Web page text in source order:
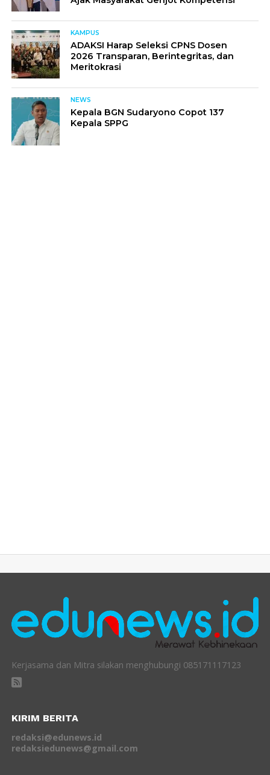
KAMPUS
ADAKSI Harap Seleksi CPNS Dosen
2026 Transparan, Berintegritas, dan
Meritokrasi
NEWS
Kepala BGN Sudaryono Copot 137
Kepala SPPG
Kerjasama dan Mitra silakan menghubungi 085171117123
KIRIM BERITA
redaksi@edunews.id
redaksiedunews@gmail.com